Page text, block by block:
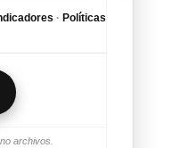
· Políticas
archivos.